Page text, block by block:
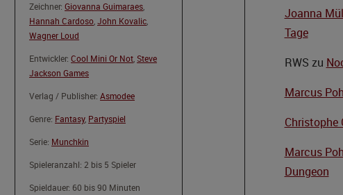
Zeichner:Giovanna Guimaraes
Hannah Cardoso ,John Kovalic
Wagner Loud
Entwickler:Cool Mini Or Not Steve
Jackson Games
Verlag / Publisher:Asmodee
Genre: Fantasy, Partyspiel
Serie: Munchkin
Spieleranzahl: 2 bis 5 Spieler
Spieldauer: 60 bis 90 Minuten
Joanna
Tage
RWS zu
Marcus
Christophe
Marcus
Dungeon